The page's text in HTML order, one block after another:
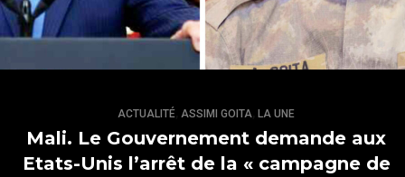
ACTUALITÉ ASSIMI GOITA ,LA UNE
Mali. Le Gouvernement demande aux
Etats-Unis l’arrêt de la « campagne de